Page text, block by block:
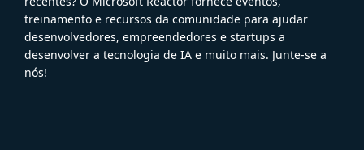
treinamento e recursos da comunidade para ajudar
desenvolvedores, empreendedores e startups a
desenvolver a tecnologia de IA e muito mais. Junte-se a
nós!